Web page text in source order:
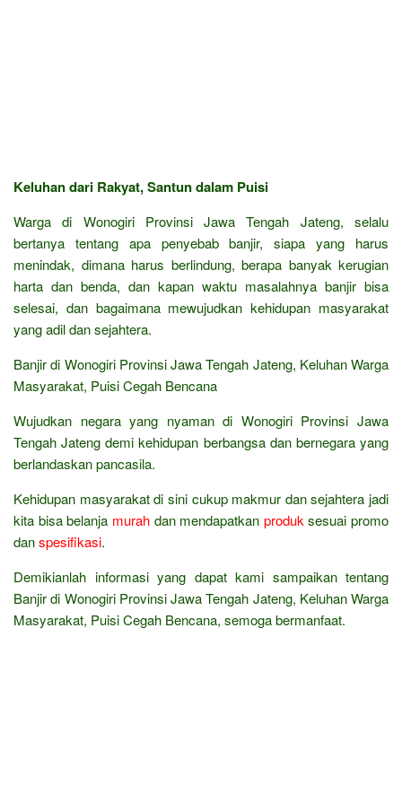
Keluhan dari Rakyat, Santun dalam Puisi
Warga di Wonogiri Provinsi Jawa Tengah Jateng, selalu
bertanya tentang apa penyebab banjir, siapa yang harus
menindak, dimana harus berlindung, berapa banyak kerugian
harta dan benda, dan kapan waktu masalahnya banjir bisa
selesai, dan bagaimana mewujudkan kehidupan masyarakat
yang adil dan sejahtera.
Banjir di Wonogiri Provinsi Jawa Tengah Jateng, Keluhan Warga
Masyarakat, Puisi Cegah Bencana
Wujudkan negara yang nyaman di Wonogiri Provinsi Jawa
Tengah Jateng demi kehidupan berbangsa dan bernegara yang
berlandaskan pancasila.
Kehidupan masyarakat di sini cukup makmur dan sejahtera jadi
kita bisa belanja murahdan mendapatkan produk sesuai promo
danspesifikasi.
Demikianlah informasi yang dapat kami sampaikan tentang
Banjir di Wonogiri Provinsi Jawa Tengah Jateng, Keluhan Warga
Masyarakat, Puisi Cegah Bencana, semoga bermanfaat.